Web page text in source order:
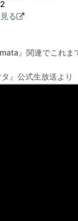
る
』関連でこれま
』公式生放送より